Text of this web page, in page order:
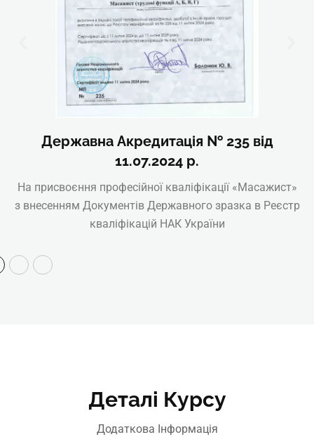
Державна Акредитація № 235 від
11.07.2024 р.
На присвоєння професійної кваліфікації «Масажист»
з внесенням Документів Державного зразка в Реєстр
кваліфікацій НАК України
Деталі Курсу
Додаткова Інформація